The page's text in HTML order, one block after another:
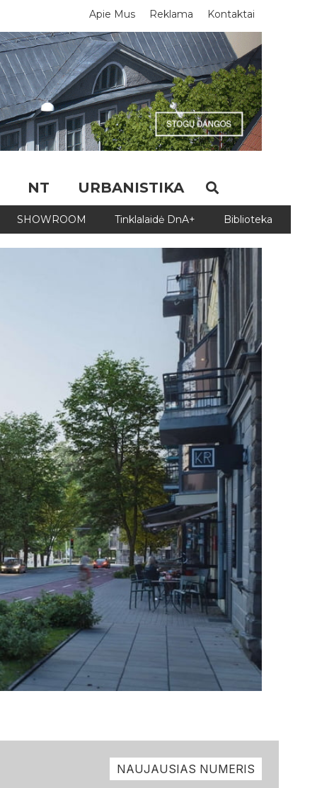
Apie Mus Reklama Kontaktai
NT URBANISTIKA
SHOWROOM Tinklalaidė DnA+ Biblioteka
NAUJAUSIAS NUMERIS